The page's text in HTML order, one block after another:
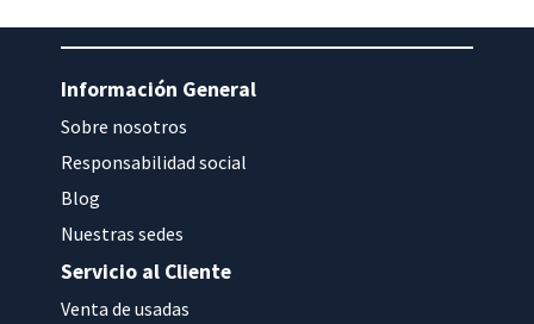
Información General
Sobre nosotros
Responsabilidad social
Blog
Nuestras sedes
Servicio al Cliente
Venta de usadas